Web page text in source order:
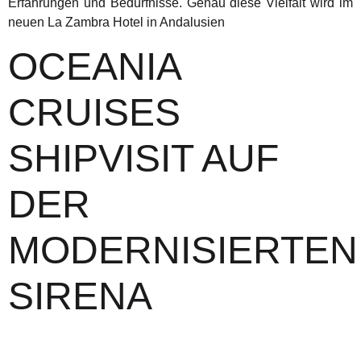
Erfahrungen und Bedürfnisse. Genau diese Vielfalt wird im
neuen La Zambra Hotel in Andalusien
OCEANIA
CRUISES
SHIPVISIT AUF
DER
MODERNISIERTEN
SIRENA